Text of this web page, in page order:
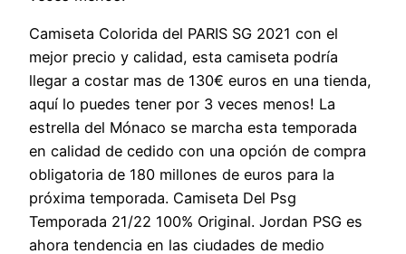
Camiseta Colorida del PARIS SG 2021 con el
mejor precio y calidad, esta camiseta podría
llegar a costar mas de 130€ euros en una tienda,
aquí lo puedes tener por 3 veces menos! La
estrella del Mónaco se marcha esta temporada
en calidad de cedido con una opción de compra
obligatoria de 180 millones de euros para la
próxima temporada. Camiseta Del Psg
Temporada 21/22 100% Original. Jordan PSG es
ahora tendencia en las ciudades de medio